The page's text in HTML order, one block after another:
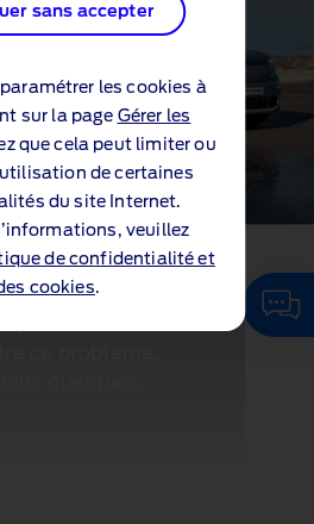
sans accepter
les cookies à
sur la page Gérer les
que cela peut limiter ou
de certaines
du site Internet.
veuillez
de confidentialité et
cookies.
excuses...
problème. Nous